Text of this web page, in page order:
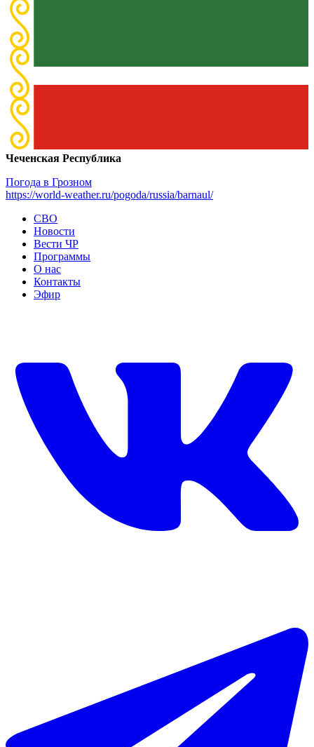
Чеченская Республика
Погода в Грозном
https://world-weather.ru/pogoda/russia/barnaul/
СВО
Новости
Вести ЧР
Программы
О нас
Контакты
Эфир